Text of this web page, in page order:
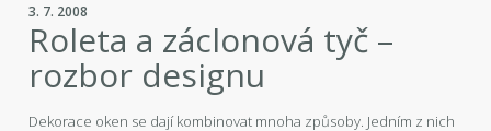
3. 7. 2008
Roleta a záclonová tyč –
rozbor designu
Dekorace oken se dají kombinovat mnoha způsoby. Jedním z nich